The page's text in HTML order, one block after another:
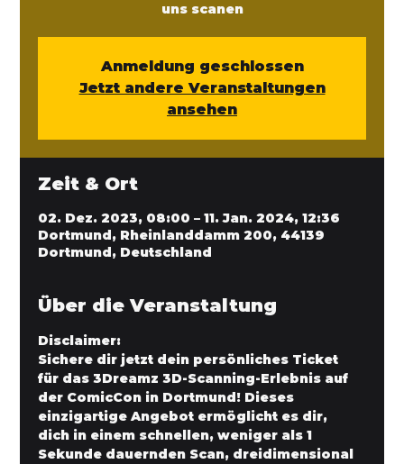
uns scanen
Anmeldung geschlossen
Jetzt andere Veranstaltungen
ansehen
Zeit & Ort
02. Dez. 2023, 08:00 – 11. Jan. 2024, 12:36
Dortmund, Rheinlanddamm 200, 44139
Dortmund, Deutschland
Über die Veranstaltung
Disclaimer:
Sichere dir jetzt dein persönliches Ticket
für das 3Dreamz 3D-Scanning-Erlebnis auf
der ComicCon in Dortmund! Dieses
einzigartige Angebot ermöglicht es dir,
dich in einem schnellen, weniger als 1
Sekunde dauernden Scan, dreidimensional